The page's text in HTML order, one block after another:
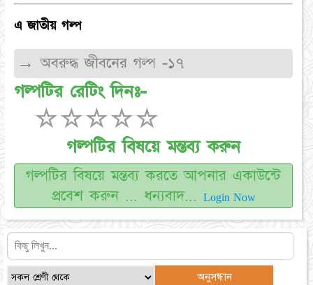
এ জাতীয় গল্প
→ অবরুদ্ধ জীবনের গল্প -১৭
গল্পটির রেটিং দিনঃ-
☆
☆
☆
☆
☆
গল্পটির বিষয়ে মন্তব্য করুন
গল্পটির বিষয়ে মন্তব্য করতে আপনার একাউন্টে
প্রবেশ করুন ... ধন্যবাদ...
Login Now